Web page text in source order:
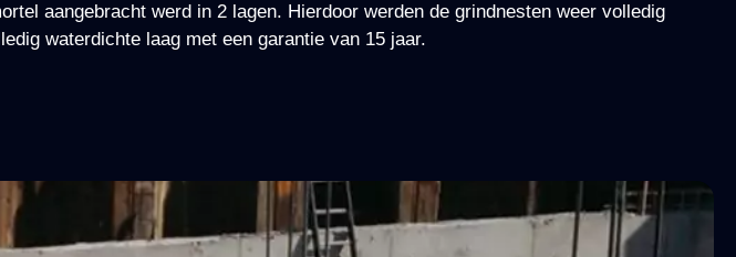
aangebracht werd in 2 lagen. Hierdoor werden de grindnesten weer volledig
waterdichte laag met een garantie van 15 jaar.